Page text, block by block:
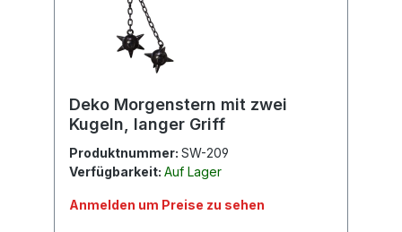
Deko Morgenstern mit zwei
Kugeln, langer Griff
Produktnummer: SW-209
Verfügbarkeit: Auf Lager
Anmelden um Preise zu sehen